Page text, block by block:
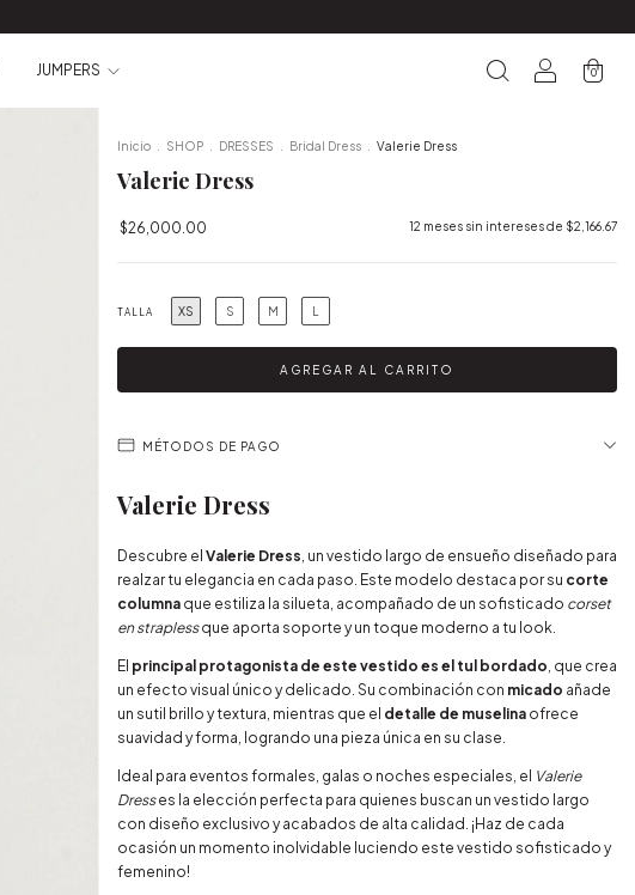
JUMPERS 0
Inicio SHOP DRESSES Bridal Dress Valerie Dress
Valerie Dress
$26,000.00 12 meses sin intereses de $2,166.67
TALLA XS S M L
MÉTODOS DE PAGO
Valerie Dress
Descubre el Valerie Dress , un vestido largo de ensueño diseñado para
realzar tu elegancia en cada paso. Este modelo destaca por su corte
columna que estiliza la silueta, acompañado de un sofisticado corset
en straplessque aporta soporte y un toque moderno a tu look.
El principal protagonista de este vestido es el tul bordado , que crea
un efecto visual único y delicado. Su combinación con micado añade
un sutil brillo y textura, mientras que el detalle de muselina ofrece
suavidad y forma, logrando una pieza única en su clase.
Ideal para eventos formales, galas o noches especiales, el Valerie
Dresses la elección perfecta para quienes buscan un vestido largo
con diseño exclusivo y acabados de alta calidad. ¡Haz de cada
ocasión un momento inolvidable luciendo este vestido sofisticado y
femenino!